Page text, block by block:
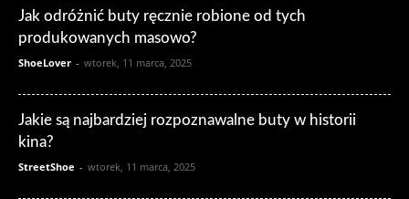
Jak odróżnić buty ręcznie robione od tych
produkowanych masowo?
ShoeLover - wtorek, 11 marca, 2025
Jakie są najbardziej rozpoznawalne buty w historii
kina?
StreetShoe - wtorek, 11 marca, 2025